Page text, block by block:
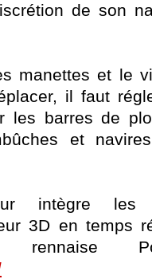
de son
manettes et le
il faut
les barres de
et
intègre les
3D en temps